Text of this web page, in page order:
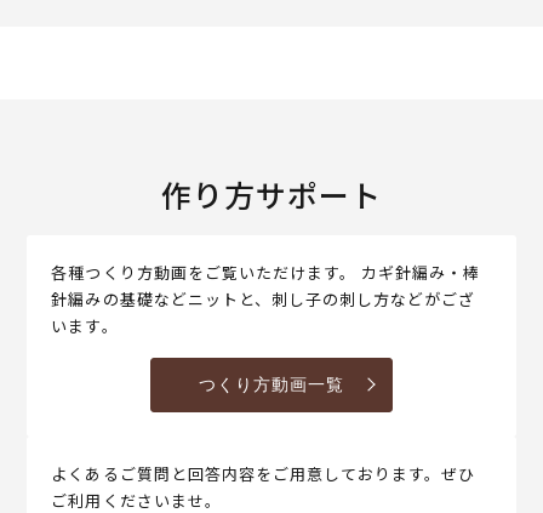
作り方サポート
各種つくり方動画をご覧いただけます。 カギ針編み・棒
針編みの基礎などニットと、刺し子の刺し方などがござ
います。
つくり方動画一覧
よくあるご質問と回答内容をご用意しております。ぜひ
ご利用くださいませ。